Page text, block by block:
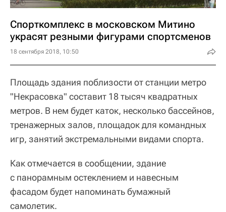
Спорткомплекс в московском Митино
украсят резными фигурами спортсменов
18 сентября 2018, 10:50
Площадь здания поблизости от станции метро
"Некрасовка" составит 18 тысяч квадратных
метров. В нем будет каток, несколько бассейнов,
тренажерных залов, площадок для командных
игр, занятий экстремальными видами спорта.
Как отмечается в сообщении, здание
с панорамным остеклением и навесным
фасадом будет напоминать бумажный
самолетик.